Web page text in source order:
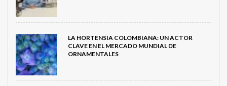
LA HORTENSIA COLOMBIANA: UN ACTOR
CLAVE EN EL MERCADO MUNDIAL DE
ORNAMENTALES